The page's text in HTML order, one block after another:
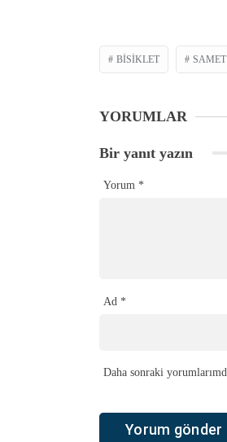
BISIKLET
YORUMLAR
Bir yanıt yazın
Yorum *
Ad *
Daha sonraki